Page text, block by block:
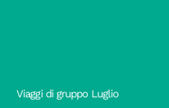
Viaggi di gruppo Luglio